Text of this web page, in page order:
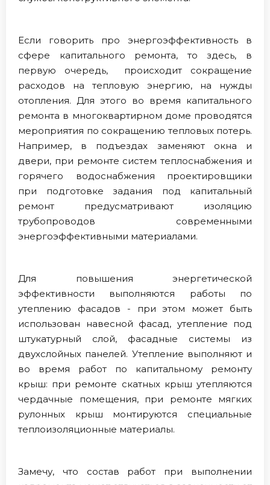
Если говорить про энергоэффективность в
сфере капитального ремонта, то здесь, в
первую очередь, происходит сокращение
расходов на тепловую энергию, на нужды
отопления. Для этого во время капитального
ремонта в многоквартирном доме проводятся
мероприятия по сокращению тепловых потерь.
Например, в подъездах заменяют окна и
двери, при ремонте систем теплоснабжения и
горячего водоснабжения проектировщики
при подготовке задания под капитальный
ремонт предусматривают изоляцию
трубопроводов современными
энергоэффективными материалами.
Для повышения энергетической
эффективности выполняются работы по
утеплению фасадов - при этом может быть
использован навесной фасад, утепление под
штукатурный слой, фасадные системы из
двухслойных панелей. Утепление выполняют и
во время работ по капитальному ремонту
крыш: при ремонте скатных крыш утепляются
чердачные помещения, при ремонте мягких
рулонных крыш монтируются специальные
теплоизоляционные материалы.
Замечу, что состав работ при выполнении